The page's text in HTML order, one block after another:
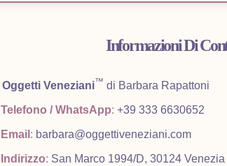
Informazioni Di
Oggetti Veneziani™ di Barbara Rapattoni
Telefono / WhatsApp: +39 333 6630652
Email : barbara@oggettiveneziani.com
Indirizzo: San Marco 1994/D, 30124